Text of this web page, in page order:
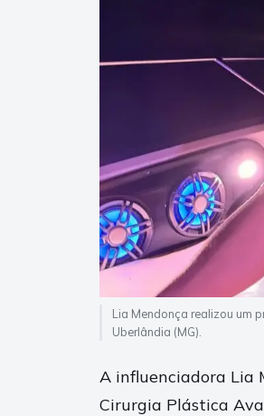
Lia Mendonça realizou um
Uberlândia (MG).
A influenciadora Lia
Cirurgia Plástica